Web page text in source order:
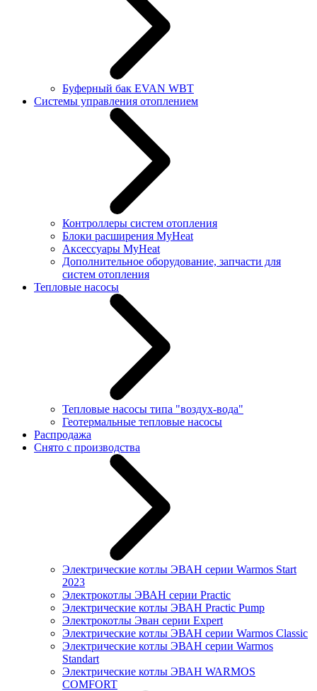
Буферный бак EVAN WBT
Системы управления отоплением
Контроллеры систем отопления
Блоки расширения MyHeat
Аксессуары MyHeat
Дополнительное оборудование, запчасти для
систем отопления
Тепловые насосы
Тепловые насосы типа "воздух-вода"
Геотермальные тепловые насосы
Распродажа
Снято с производства
Электрические котлы ЭВАН серии Warmos Start
2023
Электрокотлы ЭВАН серии Practic
Электрические котлы ЭВАН Practic Pump
Электрокотлы Эван серии Expert
Электрические котлы ЭВАН серии Warmos Classic
Электрические котлы ЭВАН серии Warmos
Standart
Электрические котлы ЭВАН WARMOS
COMFORT